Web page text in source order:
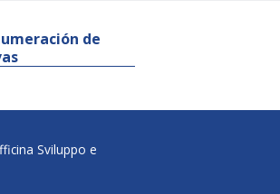
de
Sviluppo e